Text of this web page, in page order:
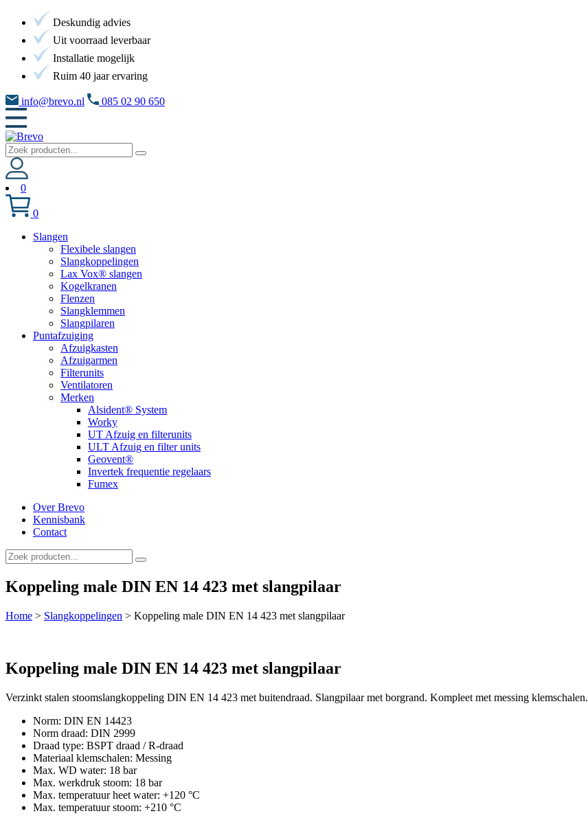
Deskundig advies
Uit voorraad leverbaar
Installatie mogelijk
Ruim 40 jaar ervaring
info@brevo.nl 085 02 90 650
0
0
Slangen
Flexibele slangen
Slangkoppelingen
Lax Vox® slangen
Kogelkranen
Flenzen
Slangklemmen
Slangpilaren
Puntafzuiging
Afzuigkasten
Afzuigarmen
Filterunits
Ventilatoren
Merken
Alsident® System
Worky
UT Afzuig en filterunits
ULT Afzuig en filter units
Geovent®
Invertek frequentie regelaars
Fumex
Over Brevo
Kennisbank
Contact
Koppeling male DIN EN 14 423 met slangpilaar
Home > Slangkoppelingen > Koppeling male DIN EN 14 423 met slangpilaar
Koppeling male DIN EN 14 423 met slangpilaar
Verzinkt stalen stoomslangkoppeling DIN EN 14 423 met buitendraad. Slangpilaar met borgrand. Kompleet met messing klemschalen.
Norm: DIN EN 14423
Norm draad: DIN 2999
Draad type: BSPT draad / R-draad
Materiaal klemschalen: Messing
Max. WD water: 18 bar
Max. werkdruk stoom: 18 bar
Max. temperatuur heet water: +120 °C
Max. temperatuur stoom: +210 °C